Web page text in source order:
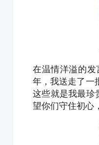
在温情洋溢的
年，我送走了一
这些就是我最珍
望你们守住初心